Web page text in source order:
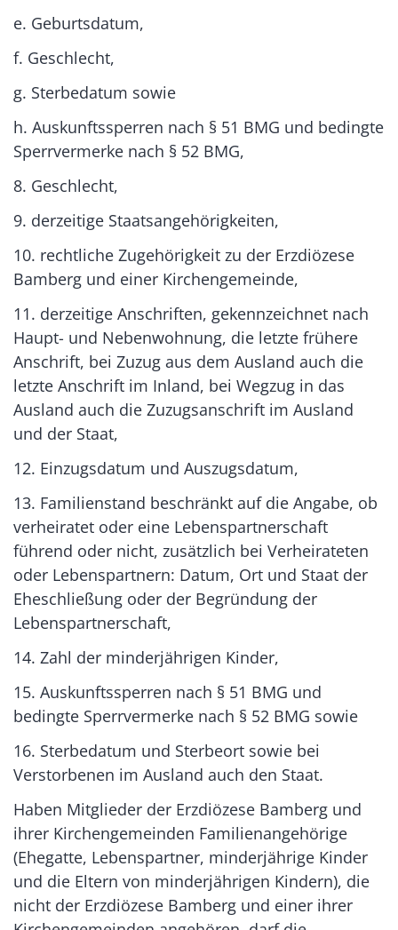
e. Geburtsdatum,
f. Geschlecht,
g. Sterbedatum sowie
h. Auskunftssperren nach § 51 BMG und bedingte
Sperrvermerke nach § 52 BMG,
8. Geschlecht,
9. derzeitige Staatsangehörigkeiten,
10. rechtliche Zugehörigkeit zu der Erzdiözese
Bamberg und einer Kirchengemeinde,
11. derzeitige Anschriften, gekennzeichnet nach
Haupt- und Nebenwohnung, die letzte frühere
Anschrift, bei Zuzug aus dem Ausland auch die
letzte Anschrift im Inland, bei Wegzug in das
Ausland auch die Zuzugsanschrift im Ausland
und der Staat,
12. Einzugsdatum und Auszugsdatum,
13. Familienstand beschränkt auf die Angabe, ob
verheiratet oder eine Lebenspartnerschaft
führend oder nicht, zusätzlich bei Verheirateten
oder Lebenspartnern: Datum, Ort und Staat der
Eheschließung oder der Begründung der
Lebenspartnerschaft,
14. Zahl der minderjährigen Kinder,
15. Auskunftssperren nach § 51 BMG und
bedingte Sperrvermerke nach § 52 BMG sowie
16. Sterbedatum und Sterbeort sowie bei
Verstorbenen im Ausland auch den Staat.
Haben Mitglieder der Erzdiözese Bamberg und
ihrer Kirchengemeinden Familienangehörige
(Ehegatte, Lebenspartner, minderjährige Kinder
und die Eltern von minderjährigen Kindern), die
nicht der Erzdiözese Bamberg und einer ihrer